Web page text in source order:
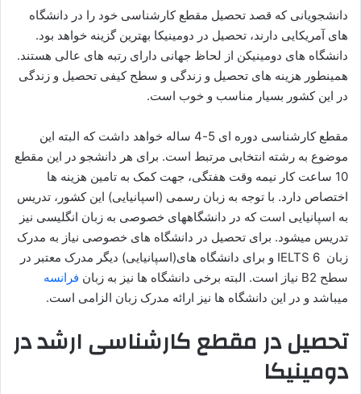
دانشجویانی که قصد تحصیل مقطع کارشناسی خود را در دانشگاه
های آمریکایی دارند، تحصیل در دومینیکا بهترین گزینه خواهد بود.
دانشگاه های دومینیکن از لحاظ جهانی دارای رتبه های عالی هستند.
همینطور هزینه های تحصیل و زندگی و سطح کیفی تحصیل و زندگی
در این کشور بسیار مناسب و خوب است.
مقطع کارشناسی دوره ای 5-4 ساله خواهد داشت که البته این
موضوع به رشته انتخابی مرتبط است. برای هر دانشجو در این مقطع
10 ساعت کار نیمه وقت هفتگی، جهت کمک به تامین هزینه ها
اختصاص دارد. با توجه به زبان رسمی (اسپانیایی) این کشور، تدریس
به اسپانیایی است که در دانشگاههای خصوصی به زبان انگلیسی نیز
تدریس میشود. برای تحصیل در دانشگاه های خصوصی نیاز به مدرک
زبان IELTS 6 و برای دانشگاه های(اسپانیایی) دیگر مدرک معتبر در
سطح B2 نیاز است. البته برخی دانشگاه ها نیز به زبان
فرانسه
میباشد و در این دانشگاه ها نیز ارائه مدرک زبان الزامی است.
تحصیل در مقطع کارشناسی ارشد در
دومینیکا